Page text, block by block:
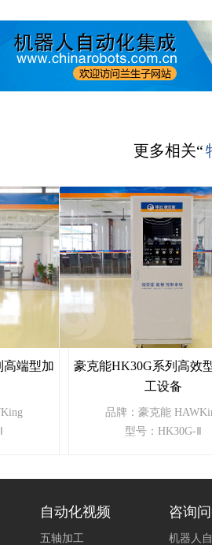
更多相关“
高端型加
豪克能HK30G系列高效
工设备
品牌：豪克能
型号：HK30G-Ⅱ
自动化视频
五轴加工
咨询
机器人